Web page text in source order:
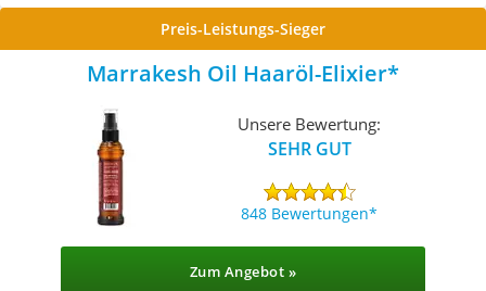
Preis-Leistungs-Sieger
Marrakesh Oil Haaröl-Elixier
Unsere Bewertung:
SEHR GUT
848 Bewertungen
Zum Angebot »